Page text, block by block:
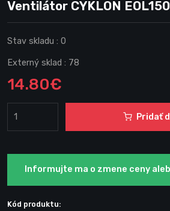
Ventilátor CYKLON
Stav skladu : 0
Externý sklad : 78
14.80€
Informujte ma o zmene ceny
Kód produktu: